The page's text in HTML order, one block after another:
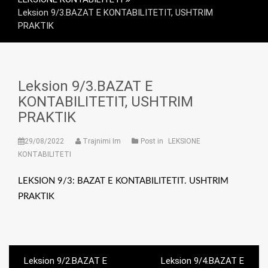
Leksion 9/3.BAZAT E KONTABILITETIT, USHTRIM
PRAKTIK
Leksion 9/3.BAZAT E
KONTABILITETIT, USHTRIM
PRAKTIK
29/08/2022 Trajnimi Im Post in
LEKSIONE
KONTABILITETI
LEKSION 9/3: BAZAT E KONTABILITETIT. USHTRIM
PRAKTIK
Post
Leksion 9/2.BAZAT E
Leksion 9/4.BAZAT E